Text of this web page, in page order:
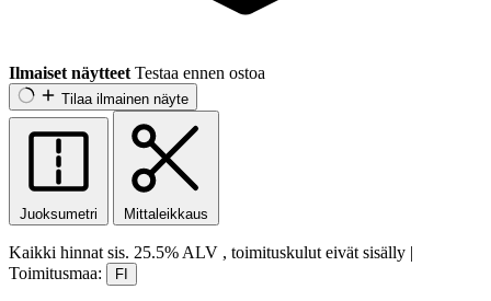
Ilmaiset näytteet Testaa ennen ostoa
Tilaa ilmainen näyte
Juoksumetri Mittaleikkaus
Kaikki hinnat sis. 25.5% ALV , toimituskulut eivät sisälly |
Toimitusmaa:
FI